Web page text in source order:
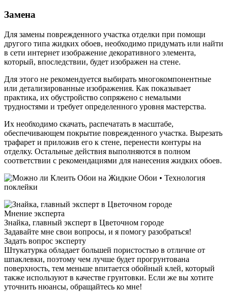
Замена
Для замены поврежденного участка отделки при помощи
другого типа жидких обоев, необходимо придумать или найти
в сети интернет изображение декоративного элемента,
который, впоследствии, будет изображен на стене.
Для этого не рекомендуется выбирать многокомпонентные
или детализированные изображения. Как показывает
практика, их обустройство сопряжено с немалыми
трудностями и требует определенного уровня мастерства.
Их необходимо скачать, распечатать в масштабе,
обеспечивающем покрытие поврежденного участка. Вырезать
трафарет и приложив его к стене, перенести контуры на
отделку. Остальные действия выполняются в полном
соответствии с рекомендациями для нанесения жидких обоев.
Мнение эксперта
Знайка, главный эксперт в Цветочном городе
Задавайте мне свои вопросы, и я помогу разобраться!
Задать вопрос эксперту
Штукатурка обладает большей пористостью в отличие от
шпаклевки, поэтому чем лучше будет прогрунтована
поверхность, тем меньше впитается обойный клей, который
также используют в качестве грунтовки. Если же вы хотите
уточнить нюансы, обращайтесь ко мне!